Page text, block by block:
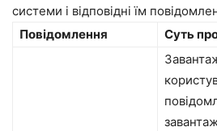
системи і відповідні їм
Повідомлення
Суть